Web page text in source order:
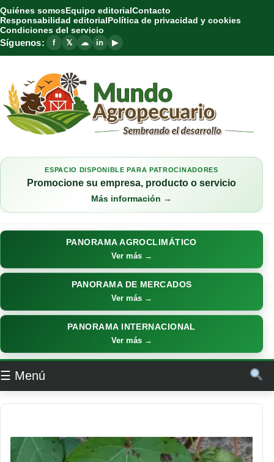
Quiénes somosEquipo editorialContacto
Responsabilidad editorialPolítica de privacidad y cookies
Condiciones del servicio
Síguenos: f 𝕏 ☁ in ▶
ESPACIO DISPONIBLE PARA PATROCINADORES
Promocione su empresa, producto o servicio
Más información →
PANORAMA AGROCLIMÁTICO
Ver más →
PANORAMA DE MERCADOS
Ver más →
PANORAMA INTERNACIONAL
Ver más →
☰ Menú